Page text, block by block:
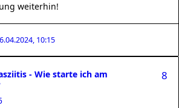
weiterhin!
10:15
- Wie starte ich am
8